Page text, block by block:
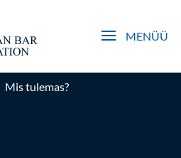
Open main
MENÜÜ
Mis tulemas?